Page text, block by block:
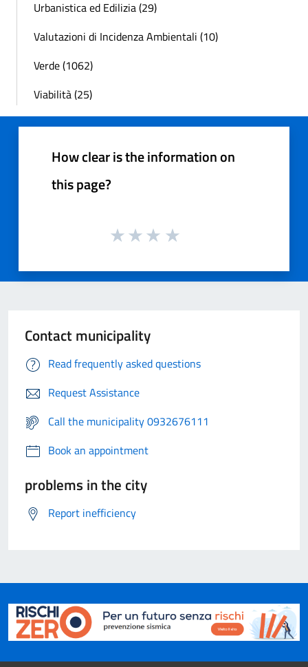
Urbanistica ed Edilizia (29)
Valutazioni di Incidenza Ambientali (10)
Verde (1062)
Viabilità (25)
How clear is the information on
this page?
Contact municipality
Read frequently asked questions
Request Assistance
Call the municipality 0932676111
Book an appointment
problems in the city
Report inefficiency